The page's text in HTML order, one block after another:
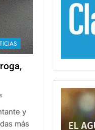
y
más